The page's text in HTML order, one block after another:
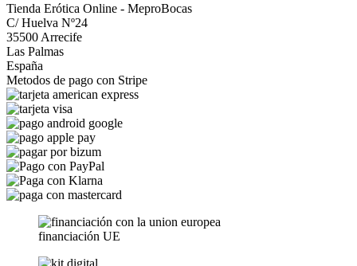
Tienda Erótica Online - MeproBocas
C/ Huelva Nº24
35500 Arrecife
Las Palmas
España
Metodos de pago con Stripe
financiación UE